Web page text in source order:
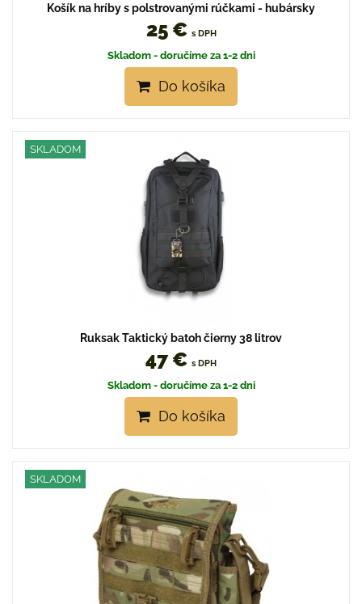
Košík na hríby s polstrovanými rúčkami - hubársky
25 € s DPH
Skladom - doručíme za 1-2 dni
Do košíka
SKLADOM
Ruksak Taktický batoh čierny 38 litrov
47 € s DPH
Skladom - doručíme za 1-2 dni
Do košíka
SKLADOM